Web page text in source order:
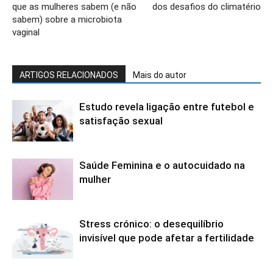
que as mulheres sabem (e não
sabem) sobre a microbiota
vaginal
dos desafios do climatério
ARTIGOS RELACIONADOS Mais do autor
Estudo revela ligação entre futebol e
satisfação sexual
Saúde Feminina e o autocuidado na
mulher
Stress crónico: o desequilíbrio
invisível que pode afetar a fertilidade